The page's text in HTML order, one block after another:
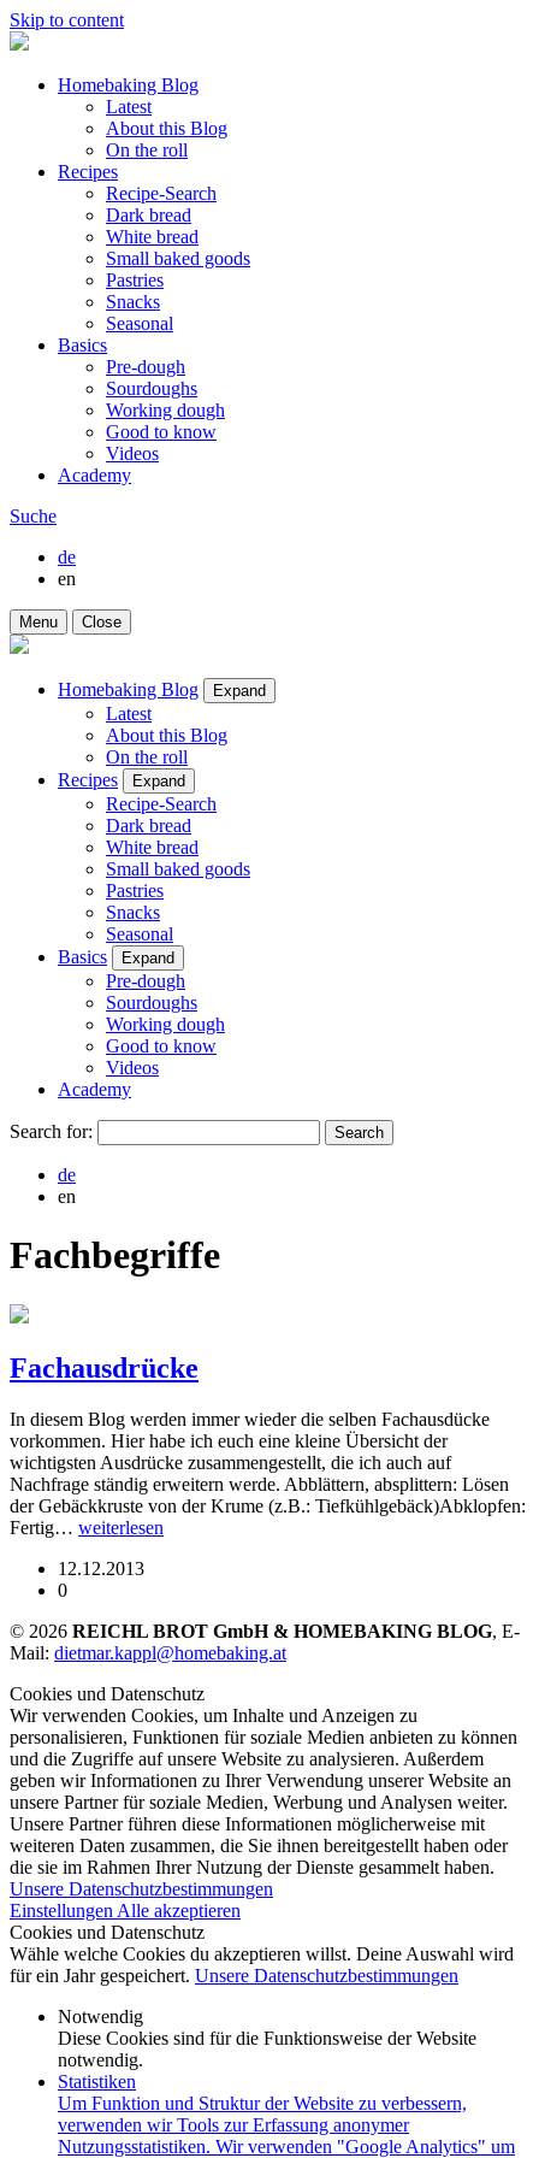
Skip to content
Homebaking Blog
Latest
About this Blog
On the roll
Recipes
Recipe-Search
Dark bread
White bread
Small baked goods
Pastries
Snacks
Seasonal
Basics
Pre-dough
Sourdoughs
Working dough
Good to know
Videos
Academy
Suche
de
en
Menu Close
Homebaking Blog Expand
Latest
About this Blog
On the roll
Recipes
Expand
Recipe-Search
Dark bread
White bread
Small baked goods
Pastries
Snacks
Seasonal
Basics
Expand
Pre-dough
Sourdoughs
Working dough
Good to know
Videos
Academy
Search for:
de
en
Fachbegriffe
Fachausdrücke
In diesem Blog werden immer wieder die selben Fachausdücke
vorkommen. Hier habe ich euch eine kleine Übersicht der
wichtigsten Ausdrücke zusammengestellt, die ich auch auf
Nachfrage ständig erweitern werde. Abblättern, absplittern: Lösen
der Gebäckkruste von der Krume (z.B.: Tiefkühlgebäck)Abklopfen:
Fertig… weiterlesen
12.12.2013
0
© 2026 REICHL BROT GmbH & HOMEBAKING BLOG, E-
Mail: dietmar.kappl@homebaking.at
Cookies und Datenschutz
Wir verwenden Cookies, um Inhalte und Anzeigen zu
personalisieren, Funktionen für soziale Medien anbieten zu können
und die Zugriffe auf unsere Website zu analysieren. Außerdem
geben wir Informationen zu Ihrer Verwendung unserer Website an
unsere Partner für soziale Medien, Werbung und Analysen weiter.
Unsere Partner führen diese Informationen möglicherweise mit
weiteren Daten zusammen, die Sie ihnen bereitgestellt haben oder
die sie im Rahmen Ihrer Nutzung der Dienste gesammelt haben.
Unsere Datenschutzbestimmungen
Einstellungen Alle akzeptieren
Cookies und Datenschutz
Wähle welche Cookies du akzeptieren willst. Deine Auswahl wird
für ein Jahr gespeichert. Unsere Datenschutzbestimmungen
Notwendig
Diese Cookies sind für die Funktionsweise der Website
notwendig.
Statistiken
Um Funktion und Struktur der Website zu verbessern,
verwenden wir Tools zur Erfassung anonymer
Nutzungsstatistiken. Wir verwenden "Google Analytics" um